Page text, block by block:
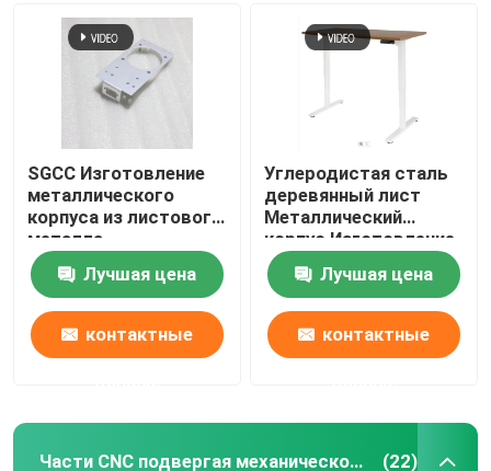
SGCC Изготовление
металлического
корпуса из листового
металла
Электропластика
Лучшая цена
контактные
Углеродистая сталь
деревянный лист
Металлический
корпус Изготовление
регулируемый
конвертер спальный
стол
Лучшая цена
контактные
Части CNC подвергая механической обработке (22)